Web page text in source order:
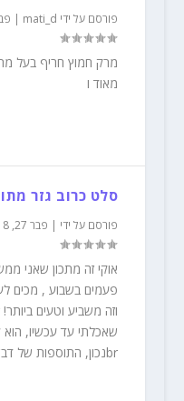
פורסם על ידי mati_d
| פבר
מרק חמוץ חריף בעל
מאוד ו
סלט כרוב גזר
פורסם על ידי | פבר 27, 2018
פעמים בשבוע , מכים
שאכלתי עד עכשיו, הוא
brנכון, התוספות של דבש והאגוזים אכן...